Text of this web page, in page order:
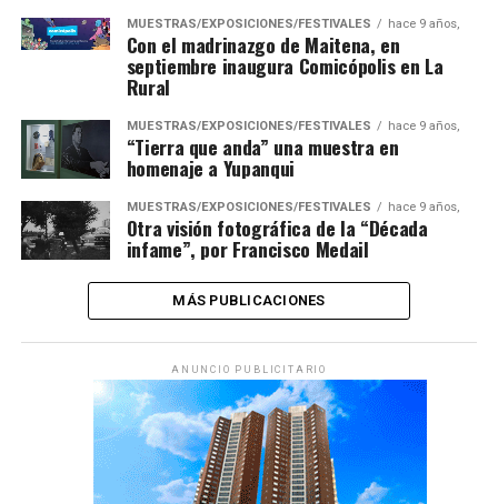
MUESTRAS/EXPOSICIONES/FESTIVALES hace 9 años,
Con el madrinazgo de Maitena, en
septiembre inaugura Comicópolis en La
Rural
MUESTRAS/EXPOSICIONES/FESTIVALES hace 9 años,
“Tierra que anda” una muestra en
homenaje a Yupanqui
MUESTRAS/EXPOSICIONES/FESTIVALES hace 9 años,
Otra visión fotográfica de la “Década
infame”, por Francisco Medail
MÁS PUBLICACIONES
ANUNCIO PUBLICITARIO